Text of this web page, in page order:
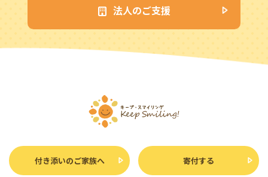
法人のご支援
付き添いのご家族へ 寄付する